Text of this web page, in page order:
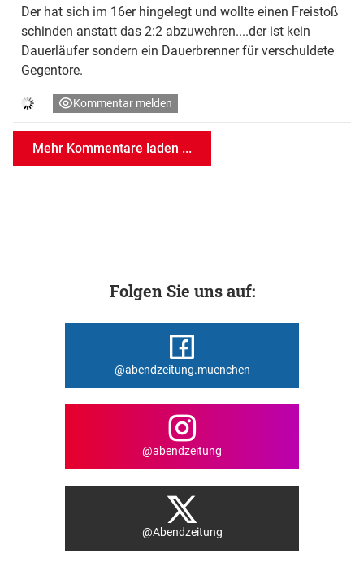
Der hat sich im 16er hingelegt und wollte einen Freistoß
schinden anstatt das 2:2 abzuwehren....der ist kein
Dauerläufer sondern ein Dauerbrenner für verschuldete
Gegentore.
Kommentar melden
Mehr Kommentare laden ...
Folgen Sie uns auf:
@abendzeitung.muenchen
@abendzeitung
@Abendzeitung